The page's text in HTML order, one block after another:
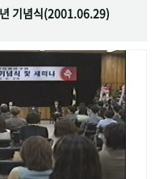
기념식(2001.06.29)